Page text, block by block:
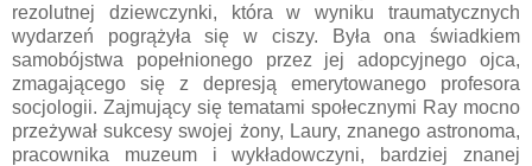
rezolutnej dziewczynki, która w wyniku traumatycznych
wydarzeń pogrążyła się w ciszy. Była ona świadkiem
samobójstwa popełnionego przez jej adopcyjnego ojca,
zmagającego się z depresją emerytowanego profesora
socjologii. Zajmujący się tematami społecznymi Ray mocno
przeżywał sukcesy swojej żony, Laury, znanego astronoma,
pracownika muzeum i wykładowczyni, bardziej znanej